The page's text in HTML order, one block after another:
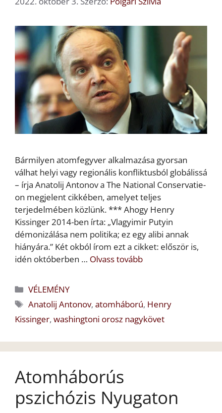
Bármilyen atomfegyver alkalmazása gyorsan
válhat helyi vagy regionális konfliktusból globálissá
– írja Anatolij Antonov a The National Conservatie-
on megjelent cikkében, amelyet teljes
terjedelmében közlünk. *** Ahogy Henry
Kissinger 2014-ben írta: „Vlagyimir Putyin
démonizálása nem politika; ez egy alibi annak
hiányára.” Két okból írom ezt a cikket: először is,
idén októberben … Olvass tovább
Kategória
VÉLEMÉNY
Címkék
Anatolij Antonov,atomháború, Henry
Kissinger, washingtoni orosz nagykövet
Atomháborús
pszichózis Nyugaton